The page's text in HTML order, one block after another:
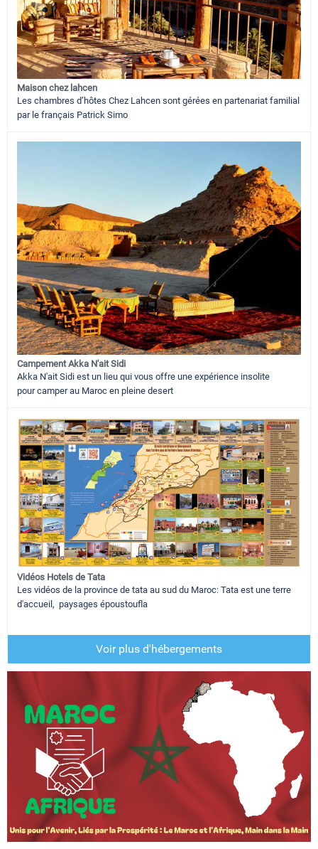
Maison chez lahcen
Les chambres d’hôtes Chez Lahcen sont gérées en partenariat familial
par le français Patrick Simo
Campement Akka N'ait Sidi
Akka N'ait Sidi est un lieu qui vous offre une expérience insolite
pour camper au Maroc en pleine desert
Vidéos Hotels de Tata
Les vidéos de la province de tata au sud du Maroc: Tata est une terre
d'accueil, paysages époustoufla
Voir plus d'hébergements